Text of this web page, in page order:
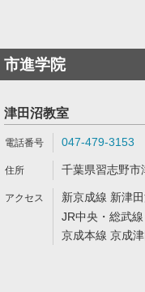
市進学院
津田沼教室
047-479-3153
千葉県習志野
新京成線 新津
JR中央・総武
京成本線 京成